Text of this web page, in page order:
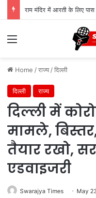
Menu
Home /राज्य /दिल्ली
दिल्ली राज्य
दिल्ली में
मामले,
तैयार रखो,
एडवाइजरी
Swarajya Times May